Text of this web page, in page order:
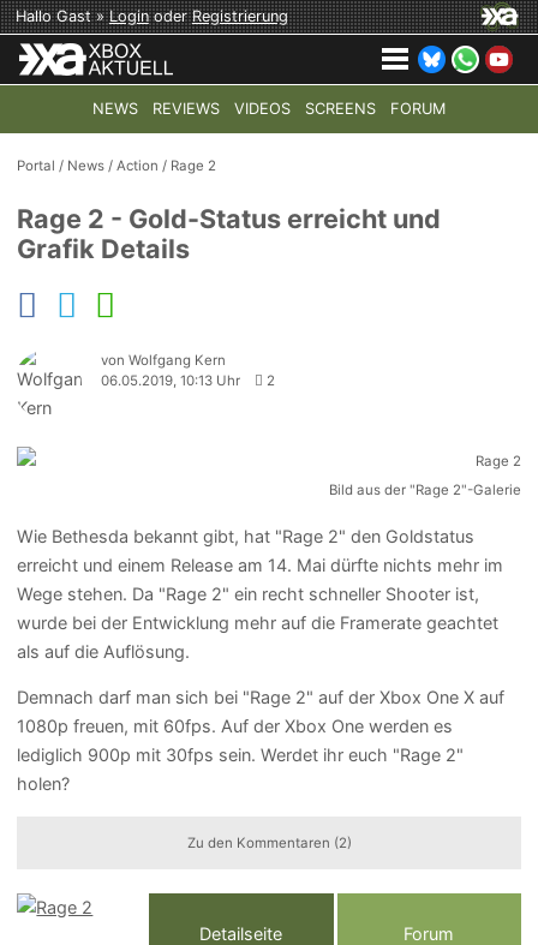
Hallo Gast »LoginoderRegistrierung
NEWS REVIEWS VIDEOS SCREENS FORUM
TOP-THEMEN: COD: MODERN WARFARE 4 HALO:
Portal / News /Action / Rage 2
Rage 2 - Gold-Status erreicht und
Grafik Details
von Wolfgang Kern
06.05.2019, 10:13 Uhr
2
Bild aus der "Rage 2"-Galerie
Wie Bethesda bekannt gibt, hat "Rage 2" den Goldstatus
erreicht und einem Release am 14. Mai dürfte nichts mehr im
Wege stehen. Da "Rage 2" ein recht schneller Shooter ist,
wurde bei der Entwicklung mehr auf die Framerate geachtet
als auf die Auflösung.
Demnach darf man sich bei "Rage 2" auf der Xbox One X auf
1080p freuen, mit 60fps. Auf der Xbox One werden es
lediglich 900p mit 30fps sein. Werdet ihr euch "Rage 2"
holen?
Zu den Kommentaren (2)
Detailseite Forum